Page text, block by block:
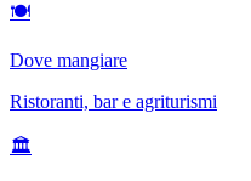
🍽
Dove mangiare
Ristoranti, bar e agriturismi
🏛